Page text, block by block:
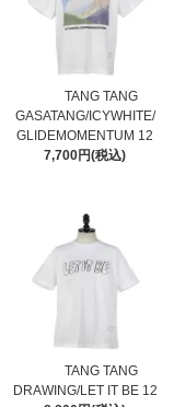
TANG TANG
GASATANG/ICYWHITE/
GLIDEMOMENTUM 12
7,700円(税込)
TANG TANG
DRAWING/LET IT BE 12